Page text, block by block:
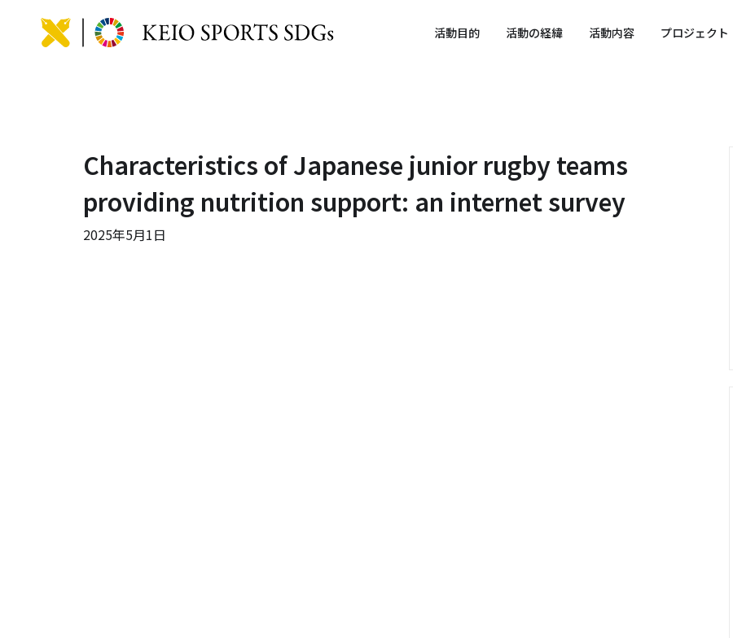
KEIO SPORTS SDGs活動目的 活動の経緯 活動内容 プロジェクト
Characteristics of Japanese junior rugby teams
providing nutrition support: an internet survey
2025年5月1日